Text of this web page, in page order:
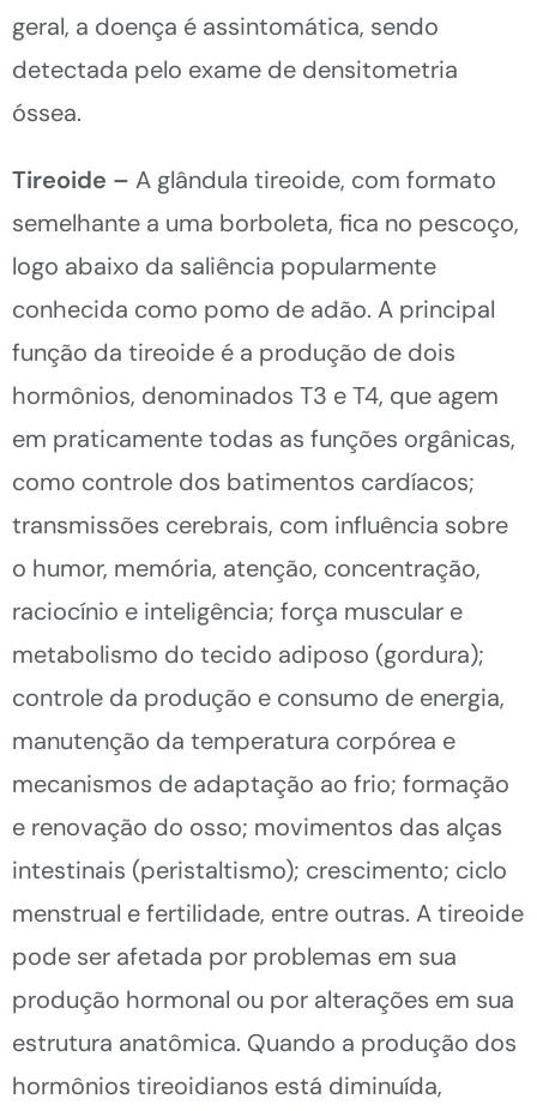
geral, a doença é assintomática, sendo
detectada pelo exame de densitometria
óssea.
Tireoide – A glândula tireoide, com formato
semelhante a uma borboleta, fica no pescoço,
logo abaixo da saliência popularmente
conhecida como pomo de adão. A principal
função da tireoide é a produção de dois
hormônios, denominados T3 e T4, que agem
em praticamente todas as funções orgânicas,
como controle dos batimentos cardíacos;
transmissões cerebrais, com influência sobre
o humor, memória, atenção, concentração,
raciocínio e inteligência; força muscular e
metabolismo do tecido adiposo (gordura);
controle da produção e consumo de energia,
manutenção da temperatura corpórea e
mecanismos de adaptação ao frio; formação
e renovação do osso; movimentos das alças
intestinais (peristaltismo); crescimento; ciclo
menstrual e fertilidade, entre outras. A tireoide
pode ser afetada por problemas em sua
produção hormonal ou por alterações em sua
estrutura anatômica. Quando a produção dos
hormônios tireoidianos está diminuída,